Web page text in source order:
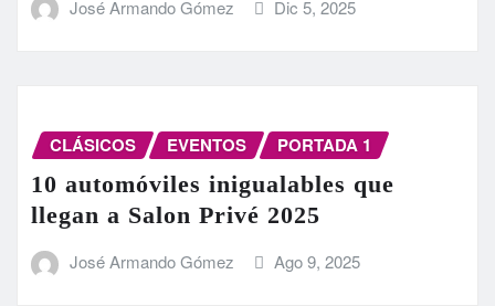
José Armando Gómez Dic 5, 2025
CLÁSICOS EVENTOS PORTADA 1
10 automóviles inigualables que
llegan a Salon Privé 2025
José Armando Gómez Ago 9, 2025